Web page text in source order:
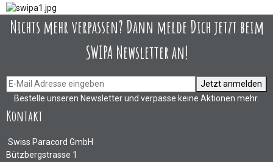
Nichts mehr verpassen? Dann melde Dich jetzt beim
SWIPA Newsletter an!
Jetzt anmelden
Bestelle unseren Newsletter und verpasse keine Aktionen mehr.
Kontakt
Swiss Paracord GmbH
Bützbergstrasse 1